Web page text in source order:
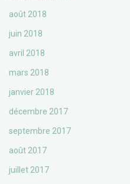
août 2018
juin 2018
avril 2018
mars 2018
janvier 2018
décembre 2017
septembre 2017
août 2017
juillet 2017